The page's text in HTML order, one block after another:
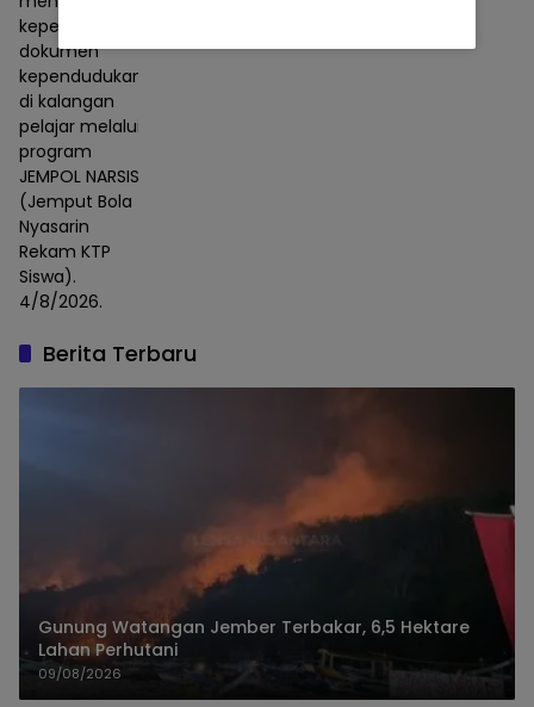
kepemilikan
dokumen
kependudukan
di kalangan
pelajar melalui
program
JEMPOL NARSIS
(Jemput Bola
Nyasarin
Rekam KTP
Siswa).
4/8/2026.
Berita Terbaru
Gunung Watangan Jember Terbakar, 6,5 Hektare
Lahan Perhutani
09/08/2026